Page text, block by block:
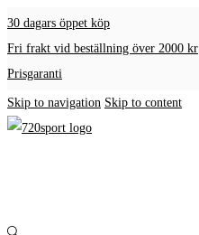
30 dagars öppet köp
Fri frakt vid beställning över 2000 kr
Prisgaranti
Skip to navigation Skip to content